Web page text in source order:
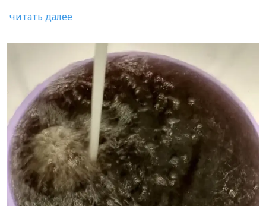
читать далее